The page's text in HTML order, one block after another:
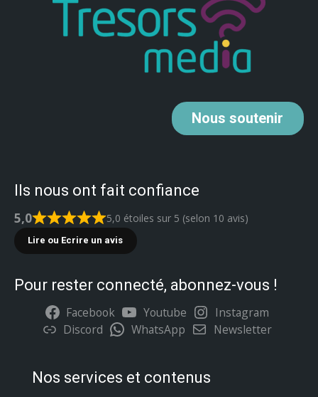
Noussoutenir
Ils nous ont fait confiance
5,0 5,0 étoiles sur 5 (selon 10 avis)
Lire ou Ecrire un avis
Pour rester connecté, abonnez-vous !
Facebook Youtube
Instagram
Discord
WhatsApp Newsletter
Nos services et contenus